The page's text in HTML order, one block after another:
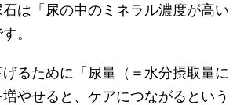
は「尿の中のミネラル濃度が高い
。
るために「尿量（＝水分摂取量に
やせると、ケアにつながるという